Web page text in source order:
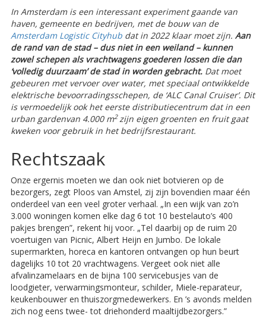
In Amsterdam is een interessant experiment gaande van
haven, gemeente en bedrijven, met de bouw van de
Amsterdam Logistic Cityhub dat in 2022 klaar moet zijn. Aan
de rand van de stad – dus niet in een weiland – kunnen
zowel schepen als vrachtwagens goederen lossen die dan
‘volledig duurzaam’ de stad in worden gebracht. Dat moet
gebeuren met vervoer over water, met speciaal ontwikkelde
elektrische bevoorradingsschepen, de ‘ALC Canal Cruiser’. Dit
is vermoedelijk ook het eerste distributiecentrum dat in een
urban gardenvan 4.000 m2 zijn eigen groenten en fruit gaat
kweken voor gebruik in het bedrijfsrestaurant.
Rechtszaak
Onze ergernis moeten we dan ook niet botvieren op de
bezorgers, zegt Ploos van Amstel, zij zijn bovendien maar één
onderdeel van een veel groter verhaal. „In een wijk van zo’n
3.000 woningen komen elke dag 6 tot 10 bestelauto’s 400
pakjes brengen”, rekent hij voor. „Tel daarbij op de ruim 20
voertuigen van Picnic, Albert Heijn en Jumbo. De lokale
supermarkten, horeca en kantoren ontvangen op hun beurt
dagelijks 10 tot 20 vrachtwagens. Vergeet ook niet alle
afvalinzamelaars en de bijna 100 servicebusjes van de
loodgieter, verwarmingsmonteur, schilder, Miele-reparateur,
keukenbouwer en thuiszorgmedewerkers. En ’s avonds melden
zich nog eens twee- tot driehonderd maaltijdbezorgers.”